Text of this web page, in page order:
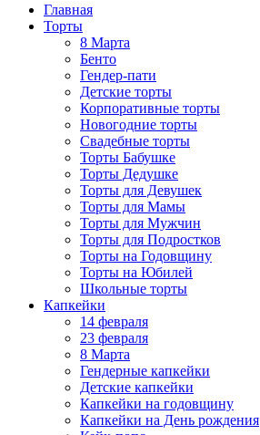
Главная
Торты
8 Марта
Бенто
Гендер-пати
Детские торты
Корпоративные торты
Новогодние торты
Свадебные торты
Торты Бабушке
Торты Дедушке
Торты для Девушек
Торты для Мамы
Торты для Мужчин
Торты для Подростков
Торты на Годовщину
Торты на Юбилей
Школьные торты
Капкейки
14 февраля
23 февраля
8 Марта
Гендерные капкейки
Детские капкейки
Капкейки на годовщину
Капкейки на День рождения